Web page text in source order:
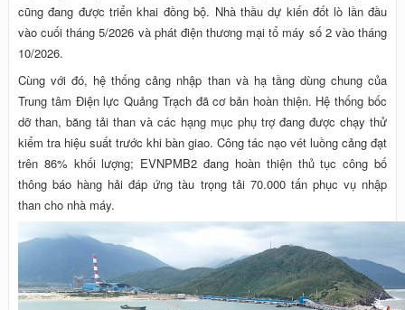
cũng đang được triển khai đồng bộ. Nhà thầu dự kiến đốt lò lần đầu
vào cuối tháng 5/2026 và phát điện thương mại tổ máy số 2 vào tháng
10/2026.
Cùng với đó, hệ thống cảng nhập than và hạ tầng dùng chung của
Trung tâm Điện lực Quảng Trạch đã cơ bản hoàn thiện. Hệ thống bốc
dỡ than, băng tải than và các hạng mục phụ trợ đang được chạy thử
kiểm tra hiệu suất trước khi bàn giao. Công tác nạo vét luồng cảng đạt
trên 86% khối lượng; EVNPMB2 đang hoàn thiện thủ tục công bố
thông báo hàng hải đáp ứng tàu trọng tải 70.000 tấn phục vụ nhập
than cho nhà máy.